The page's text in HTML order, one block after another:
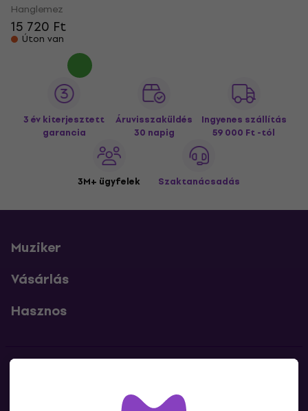
Hanglemez
15 720 Ft
Úton van
3 év kiterjesztett
garancia
Áruvisszaküldés
30 napig
Ingyenes szállítás
59 000 Ft -tól
3M+ ügyfelek Szaktanácsadás
Muziker
Vásárlás
Hasznos
Lépj kapcsolatba velünk